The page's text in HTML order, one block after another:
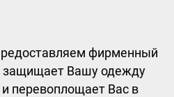
фирменный
защищает Вашу одежду
перевоплощает Вас в